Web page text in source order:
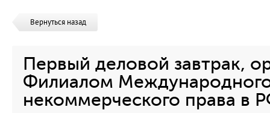
Вернуться назад
Первый деловой завтрак,
Филиалом
некоммерческого права в